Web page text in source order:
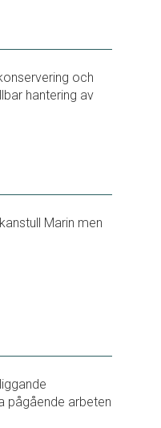
och
hantering av
Marin men
pågående arbeten